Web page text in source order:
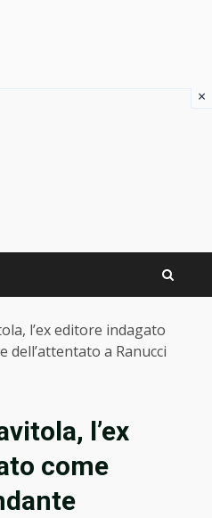
l’ex editore indagato
dell’attentato a Ranucci
l’ex
come
×